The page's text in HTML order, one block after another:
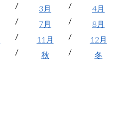
3月
4月
7月
8月
11月
12月
秋 冬